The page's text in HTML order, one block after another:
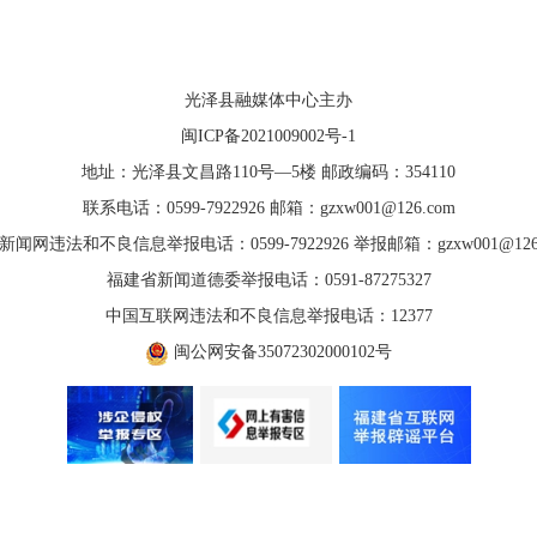
光泽县融媒体中心主办
闽ICP备2021009002号-1
地址：光泽县文昌路110号—5楼 邮政编码：354110
联系电话：0599-7922926 邮箱：gzxw001@126.com
闻网违法和不良信息举报电话：0599-7922926 举报邮箱：
福建省新闻道德委举报电话：0591-87275327
中国互联网违法和不良信息举报电话：12377
闽公网安备35072302000102号